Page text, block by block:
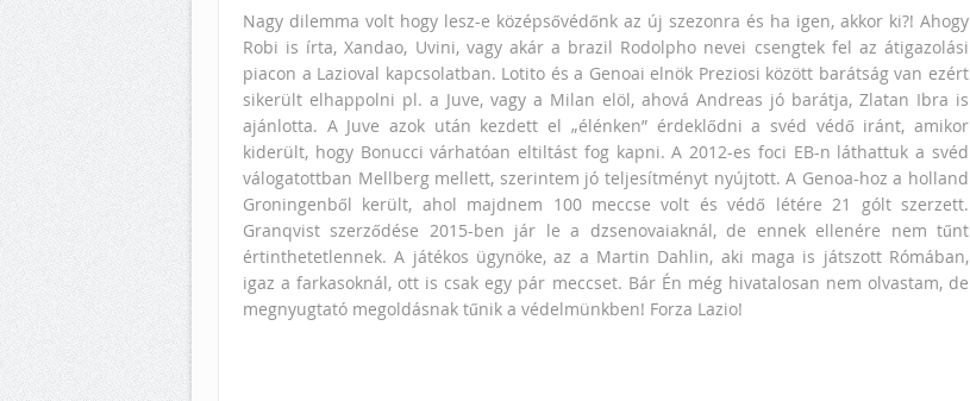
Nagy dilemma volt hogy lesz-e középsővédőnk az új szezonra és ha igen, akkor ki?! Ahogy
Robi is írta, Xandao, Uvini, vagy akár a brazil Rodolpho nevei csengtek fel az átigazolási
piacon a Lazioval kapcsolatban. Lotito és a Genoai elnök Preziosi között barátság van ezért
sikerült elhappolni pl. a Juve, vagy a Milan elöl, ahová Andreas jó barátja, Zlatan Ibra is
ajánlotta. A Juve azok után kezdett el „élénken” érdeklődni a svéd védő iránt, amikor
kiderült, hogy Bonucci várhatóan eltiltást fog kapni. A 2012-es foci EB-n láthattuk a svéd
válogatottban Mellberg mellett, szerintem jó teljesítményt nyújtott. A Genoa-hoz a holland
Groningenből került, ahol majdnem 100 meccse volt és védő létére 21 gólt szerzett.
Granqvist szerződése 2015-ben jár le a dzsenovaiaknál, de ennek ellenére nem tűnt
értinthetetlennek. A játékos ügynöke, az a Martin Dahlin, aki maga is játszott Rómában,
igaz a farkasoknál, ott is csak egy pár meccset. Bár Én még hivatalosan nem olvastam, de
megnyugtató megoldásnak tűnik a védelmünkben! Forza Lazio!